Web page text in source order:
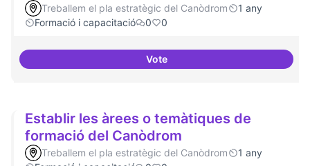
Treballem el pla estratègic del Canòdrom
1 any
Formació i capacitació
0 0
VoteRelació equilibrada entre
Establir les àrees o temàtiques de
formació del Canòdrom
Treballem el pla estratègic del Canòdrom
1 any